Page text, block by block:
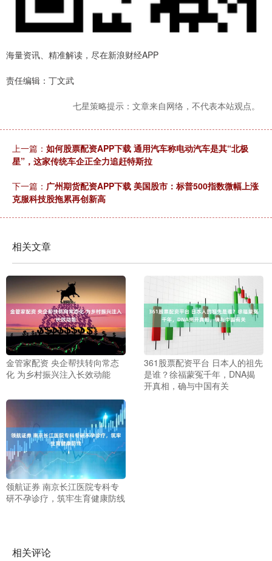
海量资讯、精准解读，尽在新浪财经APP
责任编辑：丁文武
七星策略提示：文章来自网络，不代表本站观点。
上一篇： 如何股票配资APP下载 通用汽车称电动汽车是其“北极
星”，这家传统车企正全力追赶特斯拉
下一篇： 广州期货配资APP下载 美国股市：标普500指数微幅上涨
克服科技股拖累再创新高
相关文章
金管家配资 央企帮扶转向常态
化 为乡村振兴注入长效动能
361股票配资平台 日本人的祖先
是谁？徐福蒙冤千年，DNA揭
开真相，确与中国有关
领航证券 南京长江医院专科专
研不孕诊疗，筑牢生育健康防线
相关评论